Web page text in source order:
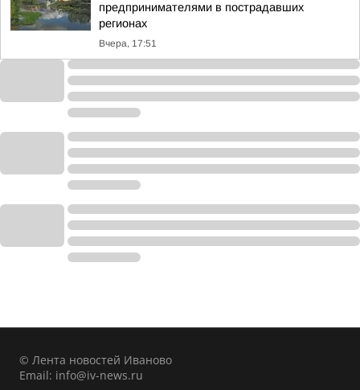
предпринимателями в пострадавших
регионах
Вчера, 17:51
© Лента новостей Иваново
Email: info@iv-news.ru